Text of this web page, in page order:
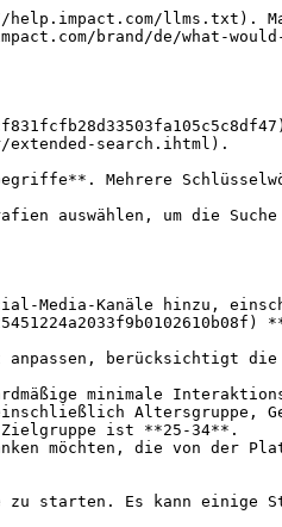
llms.txt).
brand/de/what-
search.ihtml).
Mehrere
auswählen, um die Suche
Media-Kanäle hinzu,
ist **25-34**.
starten. Es kann einige